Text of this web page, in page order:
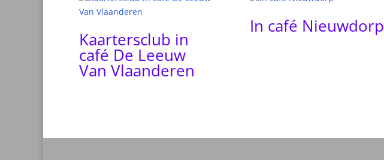
Kaartersclub in
café De Leeuw
Van Vlaanderen
In café Nieuwdorp